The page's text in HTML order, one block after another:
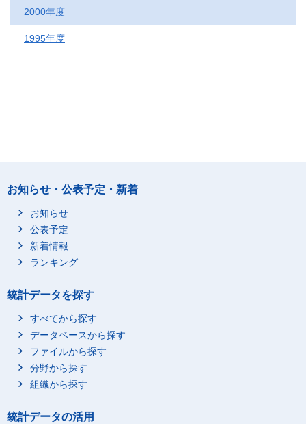
2000年度
1995年度
お知らせ・公表予定・新着
お知らせ
公表予定
新着情報
ランキング
統計データを探す
すべてから探す
データベースから探す
ファイルから探す
分野から探す
組織から探す
統計データの活用